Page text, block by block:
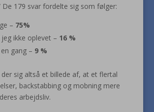
De 179 svar fordelte sig som følger:
– 75%
ikke oplevet – 16 %
gang – 9 %
sig altså et billede af, at et flertal
backstabbing og mobning mere
arbejdsliv.